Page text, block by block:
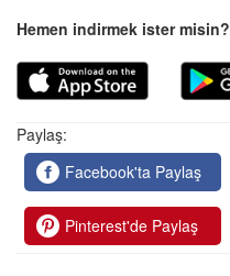
Hemen indirmek ister misin?
Paylaş:
Facebook'ta Paylaş
Pinterest'de Paylaş